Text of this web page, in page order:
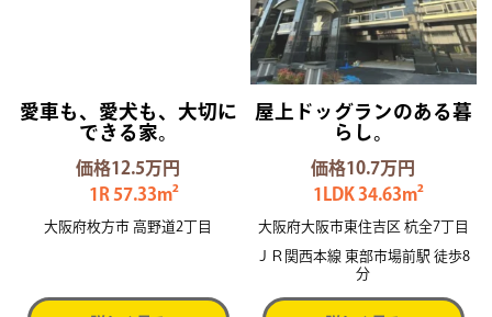
愛車も、愛犬も、大切に
できる家。
価格12.5万円
1R 57.33m²
大阪府枚方市 高野道2丁目
屋上ドッグランのある暮
らし。
価格10.7万円
1LDK 34.63m²
大阪府大阪市東住吉区 杭全7丁目
ＪＲ関西本線 東部市場前駅 徒歩8
分